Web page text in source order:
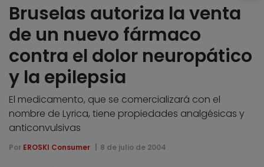
Bruselas autoriza la venta
de un nuevo fármaco
contra el dolor neuropático
y la epilepsia
El medicamento, que se comercializará con el
nombre de Lyrica, tiene propiedades analgésicas y
anticonvulsivas
Por EROSKI Consumer 8 de julio de 2004